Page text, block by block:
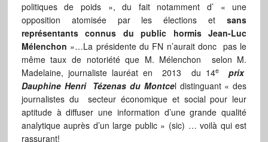
politiques de poids », du fait notamment d’ « une
opposition atomisée par les élections etsans
représentants connus du public hormis Jean-Luc
Mélenchon »…La présidente du FN n’aurait donc pas le
même taux de notoriété que M. Mélenchon selon M.
Madelaine, journaliste lauréat en 2013 du 14e
prix
Dauphine Henri Tézenas du Montcel distinguant « des
journalistes du secteur économique et social pour leur
aptitude à diffuser une information d’une grande qualité
analytique auprès d’un large public » (sic) … voilà qui est
rassurant!